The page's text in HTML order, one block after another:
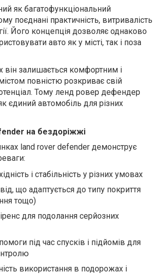
як багатофункціональний
поєднані практичність, витривалість
Його концепція дозволяє однаково
авто як у місті, так і поза
він залишається комфортним і
повністю розкриває свій
Тому ленд ровер дефендер
єдиний автомобіль для різних
на бездоріжжі
land rover defender демонструє
і стабільність у різних умовах
що адаптується до типу покриття
тощо)
для подолання серйозних
під час спусків і підйомів для
використання в подорожах і